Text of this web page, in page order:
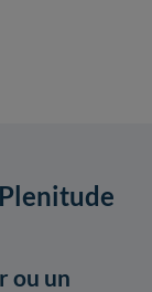
ou un